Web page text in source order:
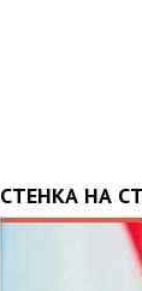
СТЕНКА НА